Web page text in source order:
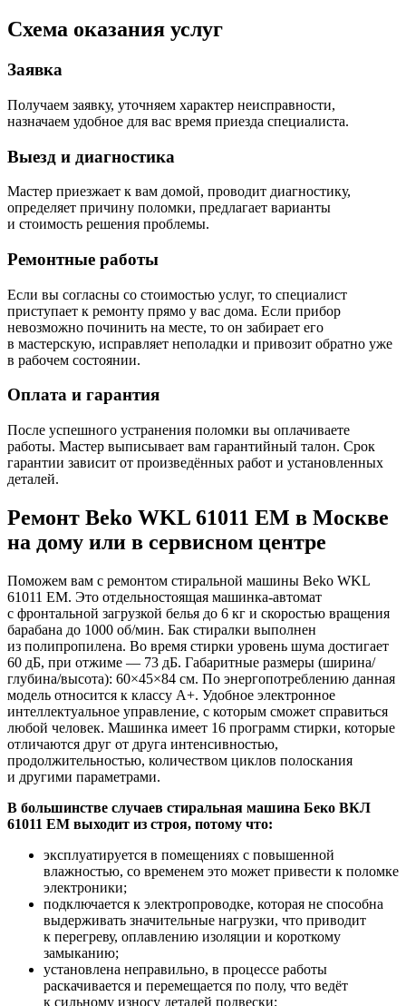
Схема оказания услуг
Заявка
Получаем заявку, уточняем характер неисправности,
назначаем удобное для вас время приезда специалиста.
Выезд и диагностика
Мастер приезжает к вам домой, проводит диагностику,
определяет причину поломки, предлагает варианты
и стоимость решения проблемы.
Ремонтные работы
Если вы согласны со стоимостью услуг, то специалист
приступает к ремонту прямо у вас дома. Если прибор
невозможно починить на месте, то он забирает его
в мастерскую, исправляет неполадки и привозит обратно уже
в рабочем состоянии.
Оплата и гарантия
После успешного устранения поломки вы оплачиваете
работы. Мастер выписывает вам гарантийный талон. Срок
гарантии зависит от произведённых работ и установленных
деталей.
Ремонт Beko WKL 61011 EM в Москве
на дому или в сервисном центре
Поможем вам с ремонтом стиральной машины Beko WKL
61011 EM. Это отдельностоящая машинка-автомат
с фронтальной загрузкой белья до 6 кг и скоростью вращения
барабана до 1000 об/мин. Бак стиралки выполнен
из полипропилена. Во время стирки уровень шума достигает
60 дБ, при отжиме — 73 дБ. Габаритные размеры (ширина/
глубина/высота): 60×45×84 см. По энергопотреблению данная
модель относится к классу A+. Удобное электронное
интеллектуальное управление, с которым сможет справиться
любой человек. Машинка имеет 16 программ стирки, которые
отличаются друг от друга интенсивностью,
продолжительностью, количеством циклов полоскания
и другими параметрами.
В большинстве случаев стиральная машина Беко ВКЛ
61011 ЕМ выходит из строя, потому что:
эксплуатируется в помещениях с повышенной
влажностью, со временем это может привести к поломке
электроники;
подключается к электропроводке, которая не способна
выдерживать значительные нагрузки, что приводит
к перегреву, оплавлению изоляции и короткому
замыканию;
установлена неправильно, в процессе работы
раскачивается и перемещается по полу, что ведёт
к сильному износу деталей подвески;